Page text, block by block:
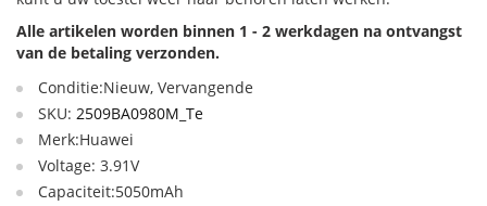
Alle artikelen worden binnen 1 - 2 werkdagen na ontvangst
van de betaling verzonden.
Conditie:Nieuw, Vervangende
SKU: 2509BA0980M_Te
Merk:Huawei
Voltage: 3.91V
Capaciteit:5050mAh